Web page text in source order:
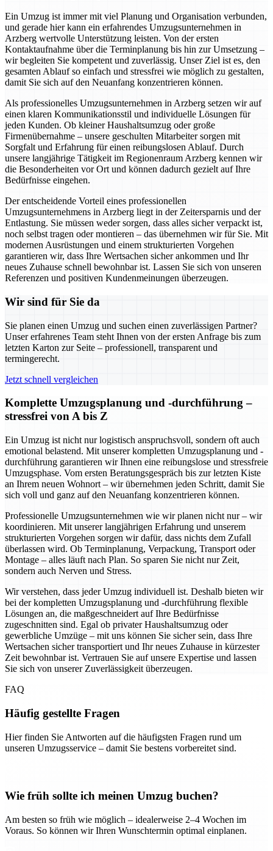
Ein Umzug ist immer mit viel Planung und Organisation verbunden,
und gerade hier kann ein erfahrendes Umzugsunternehmen in
Arzberg wertvolle Unterstützung leisten. Von der ersten
Kontaktaufnahme über die Terminplanung bis hin zur Umsetzung –
wir begleiten Sie kompetent und zuverlässig. Unser Ziel ist es, den
gesamten Ablauf so einfach und stressfrei wie möglich zu gestalten,
damit Sie sich auf den Neuanfang konzentrieren können.
Als professionelles Umzugsunternehmen in Arzberg setzen wir auf
einen klaren Kommunikationsstil und individuelle Lösungen für
jeden Kunden. Ob kleiner Haushaltsumzug oder große
Firmenübernahme – unsere geschulten Mitarbeiter sorgen mit
Sorgfalt und Erfahrung für einen reibungslosen Ablauf. Durch
unsere langjährige Tätigkeit im Regionenraum Arzberg kennen wir
die Besonderheiten vor Ort und können dadurch gezielt auf Ihre
Bedürfnisse eingehen.
Der entscheidende Vorteil eines professionellen
Umzugsunternehmens in Arzberg liegt in der Zeitersparnis und der
Entlastung. Sie müssen weder sorgen, dass alles sicher verpackt ist,
noch selbst tragen oder montieren – das übernehmen wir für Sie. Mit
modernen Ausrüstungen und einem strukturierten Vorgehen
garantieren wir, dass Ihre Wertsachen sicher ankommen und Ihr
neues Zuhause schnell bewohnbar ist. Lassen Sie sich von unseren
Referenzen und positiven Kundenmeinungen überzeugen.
Wir sind für Sie da
Sie planen einen Umzug und suchen einen zuverlässigen Partner?
Unser erfahrenes Team steht Ihnen von der ersten Anfrage bis zum
letzten Karton zur Seite – professionell, transparent und
termingerecht.
Jetzt schnell vergleichen
Komplette Umzugsplanung und -durchführung –
stressfrei von A bis Z
Ein Umzug ist nicht nur logistisch anspruchsvoll, sondern oft auch
emotional belastend. Mit unserer kompletten Umzugsplanung und -
durchführung garantieren wir Ihnen eine reibungslose und stressfreie
Umzugsphase. Vom ersten Beratungsgespräch bis zur letzten Kiste
an Ihrem neuen Wohnort – wir übernehmen jeden Schritt, damit Sie
sich voll und ganz auf den Neuanfang konzentrieren können.
Professionelle Umzugsunternehmen wie wir planen nicht nur – wir
koordinieren. Mit unserer langjährigen Erfahrung und unserem
strukturierten Vorgehen sorgen wir dafür, dass nichts dem Zufall
überlassen wird. Ob Terminplanung, Verpackung, Transport oder
Montage – alles läuft nach Plan. So sparen Sie nicht nur Zeit,
sondern auch Nerven und Stress.
Wir verstehen, dass jeder Umzug individuell ist. Deshalb bieten wir
bei der kompletten Umzugsplanung und -durchführung flexible
Lösungen an, die maßgeschneidert auf Ihre Bedürfnisse
zugeschnitten sind. Egal ob privater Haushaltsumzug oder
gewerbliche Umzüge – mit uns können Sie sicher sein, dass Ihre
Wertsachen sicher transportiert und Ihr neues Zuhause in kürzester
Zeit bewohnbar ist. Vertrauen Sie auf unsere Expertise und lassen
Sie sich von unserer Zuverlässigkeit überzeugen.
FAQ
Häufig gestellte Fragen
Hier finden Sie Antworten auf die häufigsten Fragen rund um
unseren Umzugsservice – damit Sie bestens vorbereitet sind.
Wie früh sollte ich meinen Umzug buchen?
Am besten so früh wie möglich – idealerweise 2–4 Wochen im
Voraus. So können wir Ihren Wunschtermin optimal einplanen.